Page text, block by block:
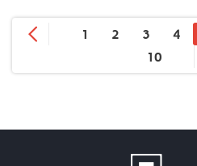
1 2 3 4
10